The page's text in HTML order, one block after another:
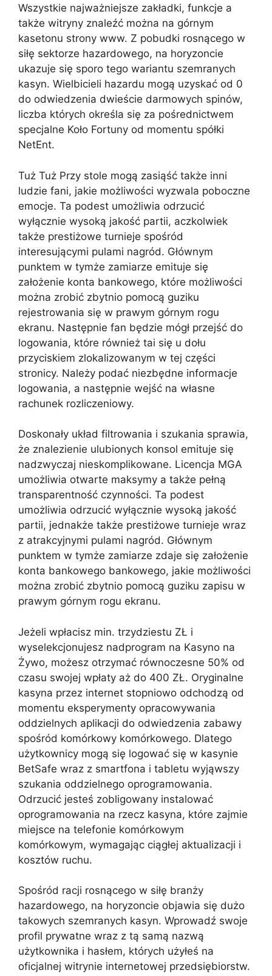
Wszystkie najważniejsze zakładki, funkcje a
także witryny znaleźć można na górnym
kasetonu strony www. Z pobudki rosnącego w
siłę sektorze hazardowego, na horyzoncie
ukazuje się sporo tego wariantu szemranych
kasyn. Wielbicieli hazardu mogą uzyskać od 0
do odwiedzenia dwieście darmowych spinów,
liczba których określa się za pośrednictwem
specjalne Koło Fortuny od momentu spółki
NetEnt.
Tuż Tuż Przy stole mogą zasiąść także inni
ludzie fani, jakie możliwości wyzwala poboczne
emocje. Ta podest umożliwia odrzucić
wyłącznie wysoką jakość partii, aczkolwiek
także prestiżowe turnieje spośród
interesującymi pulami nagród. Głównym
punktem w tymże zamiarze emituje się
założenie konta bankowego, które możliwości
można zrobić zbytnio pomocą guziku
rejestrowania się w prawym górnym rogu
ekranu. Następnie fan będzie mógł przejść do
logowania, które również tai się u dołu
przyciskiem zlokalizowanym w tej części
stronicy. Należy podać niezbędne informacje
logowania, a następnie wejść na własne
rachunek rozliczeniowy.
Doskonały układ filtrowania i szukania sprawia,
że znalezienie ulubionych konsol emituje się
nadzwyczaj nieskomplikowane. Licencja MGA
umożliwia otwarte maksymy a także pełną
transparentność czynności. Ta podest
umożliwia odrzucić wyłącznie wysoką jakość
partii, jednakże także prestiżowe turnieje wraz
z atrakcyjnymi pulami nagród. Głównym
punktem w tymże zamiarze zdaje się założenie
konta bankowego bankowego, jakie możliwości
można zrobić zbytnio pomocą guziku zapisu w
prawym górnym rogu ekranu.
Jeżeli wpłacisz min. trzydziestu ZŁ i
wyselekcjonujesz nadprogram na Kasyno na
Żywo, możesz otrzymać równoczesne 50% od
czasu swojej wpłaty aż do 400 ZŁ. Oryginalne
kasyna przez internet stopniowo odchodzą od
momentu eksperymenty opracowywania
oddzielnych aplikacji do odwiedzenia zabawy
spośród komórkowy komórkowego. Dlatego
użytkownicy mogą się logować się w kasynie
BetSafe wraz z smartfona i tabletu wyjąwszy
szukania oddzielnego oprogramowania.
Odrzucić jesteś zobligowany instalować
oprogramowania na rzecz kasyna, które zajmie
miejsce na telefonie komórkowym
komórkowym, wymagając ciągłej aktualizacji i
kosztów ruchu.
Spośród racji rosnącego w siłę branży
hazardowego, na horyzoncie objawia się dużo
takowych szemranych kasyn. Wprowadź swoje
profil prywatne wraz z tą samą nazwą
użytkownika i hasłem, których użyłeś na
oficjalnej witrynie internetowej przedsiębiorstw.